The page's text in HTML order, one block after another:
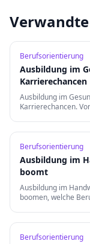
Berufsorientierung
Ausbildung im
Karrierechancen
Ausbildung im
Karrierechancen.
Berufsorientierung
Ausbildung im
boomt
Ausbildung im
boomen, welche
Berufsorientierung